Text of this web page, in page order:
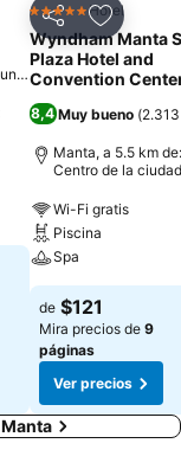
favoritos
)
CompartirAgregar
5 EstrellasHotel
Wyndham Manta
Plaza Hotel and
Convention
8,4 Muy bueno (
Manta, a 5.5 km de:
Centro de la ciudad
Wi-Fi gratis
Piscina
Spa
de $121
Mira precios de 9
páginas
Ver precios